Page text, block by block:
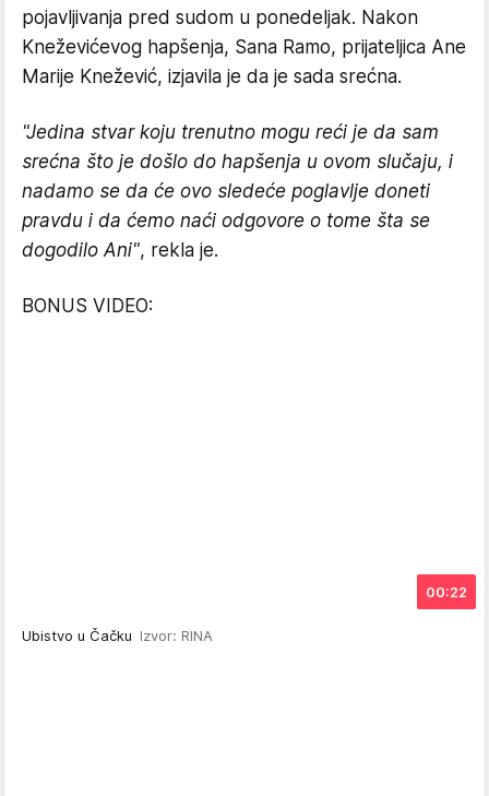
pojavljivanja pred sudom u ponedeljak. Nakon
Kneževićevog hapšenja, Sana Ramo, prijateljica Ane
Marije Knežević, izjavila je da je sada srećna.
"Jedina stvar koju trenutno mogu reći je da sam
srećna što je došlo do hapšenja u ovom slučaju, i
nadamo se da će ovo sledeće poglavlje doneti
pravdu i da ćemo naći odgovore o tome šta se
dogodilo Ani", rekla je.
BONUS VIDEO:
00:22
Ubistvo u Čačku Izvor: RINA